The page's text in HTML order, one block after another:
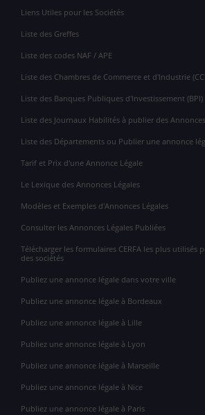
Liens Utiles pour les Sociétés
Liste des Greffes
Liste des codes NAF / APE
Liste des Chambres de Commerce et d'Industrie
Liste des Banques Publiques d'Investissement (BPI)
Liste des Journaux Habilités à publier des
Liste des Départements ou Publier une annonce
Tarif et Prix d'une Annonce Légale
Le Lexique des Annonces Légales
Modèles et Exemples d'Annonces Légales
Consulter les Annonces Légales Publiées
Télécharger les formulaires CERFA les plus utilisés
des sociétés
Publiez une annonce légale dans votre ville
Publiez une annonce légale à Bordeaux
Publiez une annonce légale à Lille
Publiez une annonce légale à Lyon
Publiez une annonce légale à Marseille
Publiez une annonce légale à Nice
Publiez une annonce légale à Paris